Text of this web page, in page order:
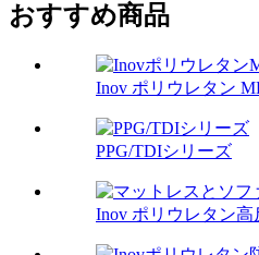
おすすめ商品
Inov ポリウレタン
PPG/TDIシリーズ
Inov ポリウレタン